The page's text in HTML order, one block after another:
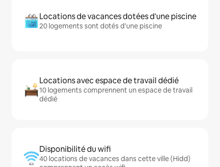
Locations de vacances dotées d'une piscine
20 logements sont dotés d'une piscine
Locations avec espace de travail dédié
10 logements comprennent un espace de travail
dédié
Disponibilité du wifi
40 locations de vacances dans cette ville (Hidd)